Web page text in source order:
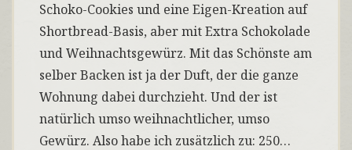
Schoko-Cookies und eine Eigen-Kreation auf
Shortbread-Basis, aber mit Extra Schokolade
und Weihnachtsgewürz. Mit das Schönste am
selber Backen ist ja der Duft, der die ganze
Wohnung dabei durchzieht. Und der ist
natürlich umso weihnachtlicher, umso
Gewürz. Also habe ich zusätzlich zu: 250…